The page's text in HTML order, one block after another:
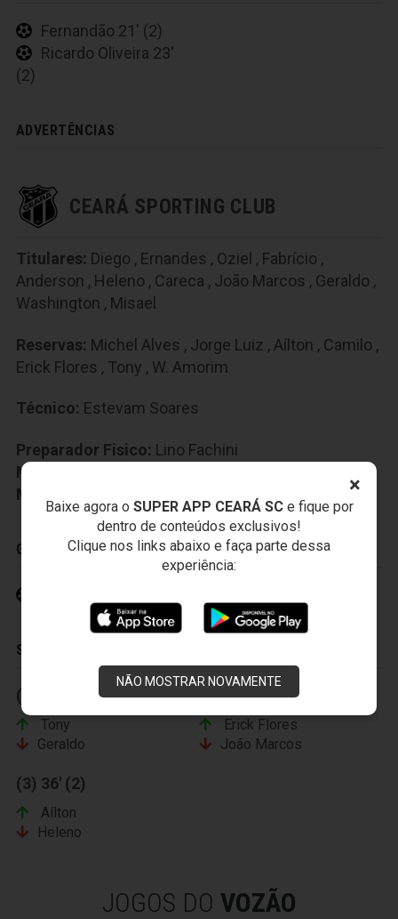
×
Baixe agora o SUPER APP CEARÁ SCe fique por
dentro de conteúdos exclusivos!
Clique nos links abaixo e faça parte dessa
experiência:
NÃO MOSTRAR NOVAMENTE
Fernandão 21' (2)
Ricardo Oliveira 23'
(2)
ADVERTÊNCIAS
CEARÁ SPORTING CLUB
Titulares: Diego , Ernandes , Oziel , Fabrício ,
Anderson , Heleno , Careca , João Marcos , Geraldo ,
Washington , Misael
Reservas: Michel Alves , Jorge Luiz , Aílton , Camilo ,
Erick Flores , Tony , W. Amorim
Técnico: Estevam Soares
Preparador Fisico: Lino Fachini
Médico:
Massagista:
GOLS
SUBSTITUIÇÕES
(1) 20' (2)
Tony
Geraldo
(2) 23' (2)
Erick Flores
João Marcos
(3) 36' (2)
Aílton
Heleno
JOGOS DO VOZÃO